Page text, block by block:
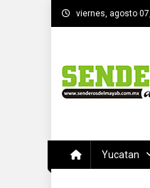
Saltar
al
viernes, agosto
Yucatan